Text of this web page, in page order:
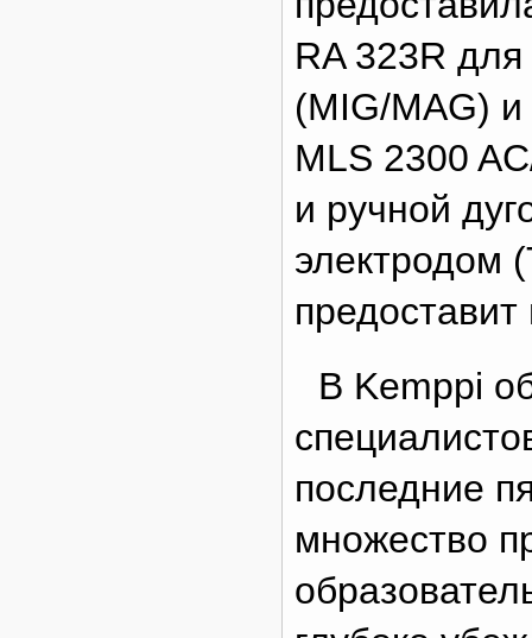
RA 323R для
(MIG/MAG)
MLS 2300
и ручной
электродом
В Kemppi
последние
множество